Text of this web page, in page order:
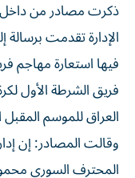
ذكرت مصادر من داخل
الإدارة تقدمت
فيها استعارة مهاجم
فريق الشرطة الأول
العراق للموسم
وقالت المصادر: إن
المحترف السوري